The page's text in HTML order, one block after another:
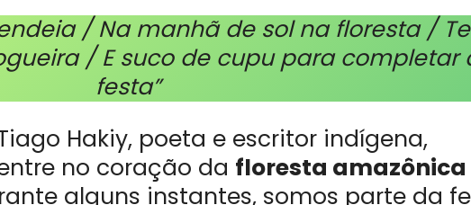
/ Na manhã de sol na floresta /
/ E suco de cupu para completar
festa”
Hakiy, poeta e escritor indígena,
no coração da floresta amazônica
alguns instantes, somos parte da